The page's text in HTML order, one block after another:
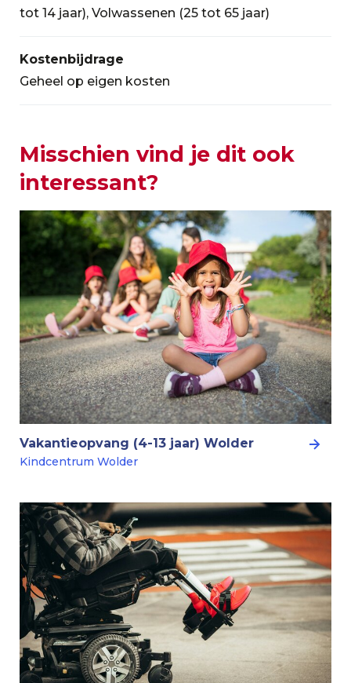
tot 14 jaar), Volwassenen (25 tot 65 jaar)
Kostenbijdrage
Geheel op eigen kosten
Misschien vind je dit ook
interessant?
Vakantieopvang (4-13 jaar) Wolder
Kindcentrum Wolder